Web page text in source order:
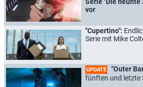
vor
"Cupertino":
Serie mit Mike
UPDATE "Outer
fünften und letzte